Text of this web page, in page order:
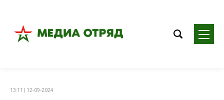
13:11 | 12-09-2024